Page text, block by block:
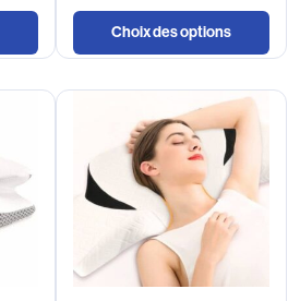
Choix des options